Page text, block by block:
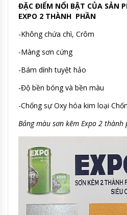
ĐẶC ĐIỂM NỔI BẬT CỦA SẢN
EXPO 2 THÀNH PHẦN
-Không chứa chì, Crôm
-Màng sơn cứng
-Bám dính tuyệt hảo
-Độ bền bóng và bền màu
-Chống sự Oxy hóa kim loại
Bảng màu sơn kẽm Expo 2 thành